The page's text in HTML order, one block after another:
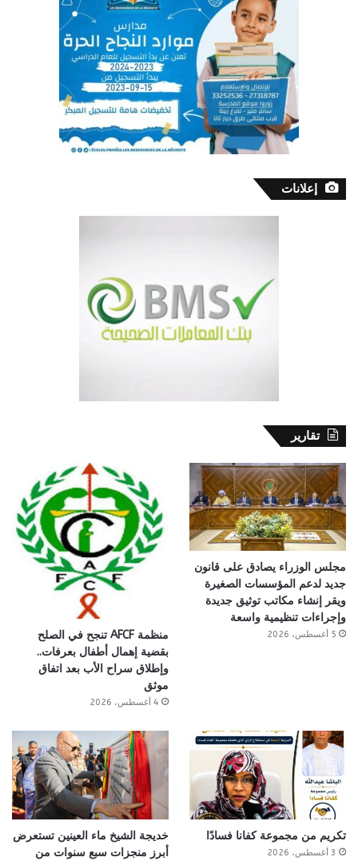
إعلانات
تقارير
مجلس الوزراء يصادق على قانون
جديد لدعم المؤسسات الصغيرة
ويقر إنشاء مكاتب توثيق جديدة
وإجراءات تنظيمية واسعة
5 أغسطس، 2026
منظمة AFCF تنجح في الصلح
بقضية إهمال أطفال بعرفات..
وإطلاق سراح الأب بعد اتفاق
موثق
4 أغسطس، 2026
تكريم من مجموعة كفانا فسادًا
3 أغسطس، 2026
خديجة الشيخ ماء العينين تستعرض
أبرز منجزات سبع سنوات من